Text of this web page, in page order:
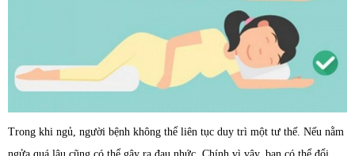
Trong khi ngủ, người bệnh không thể liên tục duy trì một tư thế. Nếu nằm